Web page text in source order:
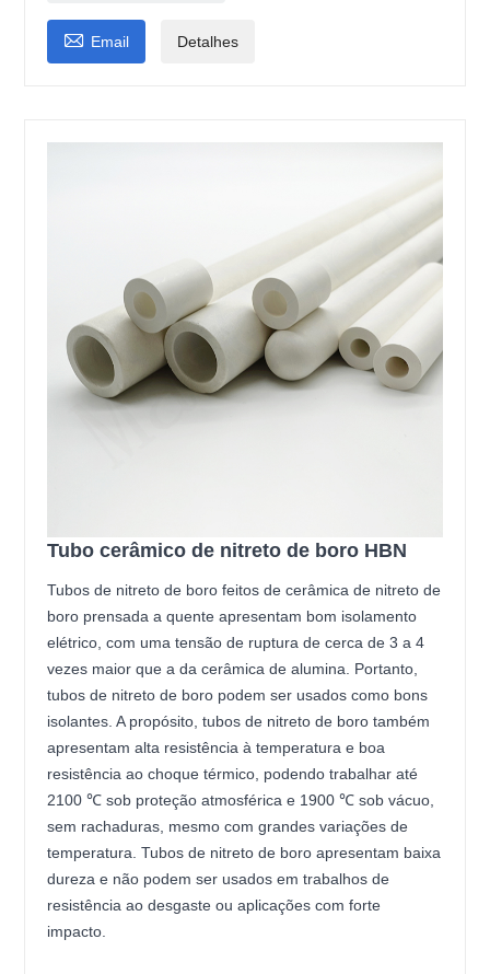
 Email Detalhes
Tubo cerâmico de nitreto de boro HBN
Tubos de nitreto de boro feitos de cerâmica de nitreto de
boro prensada a quente apresentam bom isolamento
elétrico, com uma tensão de ruptura de cerca de 3 a 4
vezes maior que a da cerâmica de alumina. Portanto,
tubos de nitreto de boro podem ser usados como bons
isolantes. A propósito, tubos de nitreto de boro também
apresentam alta resistência à temperatura e boa
resistência ao choque térmico, podendo trabalhar até
2100 ℃ sob proteção atmosférica e 1900 ℃ sob vácuo,
sem rachaduras, mesmo com grandes variações de
temperatura. Tubos de nitreto de boro apresentam baixa
dureza e não podem ser usados em trabalhos de
resistência ao desgaste ou aplicações com forte
impacto.